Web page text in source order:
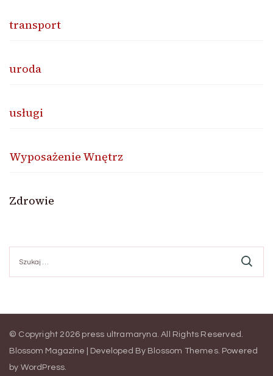
transport
uroda
usługi
Wyposażenie Wnętrz
Zdrowie
© Copyright 2026 press ultramaryna. All Rights Reserved.
Blossom Magazine | Developed By Blossom Themes. Powered
by WordPress.